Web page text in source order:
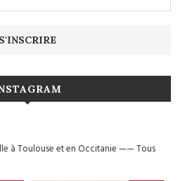
à Toulouse et en Occitanie——Tous